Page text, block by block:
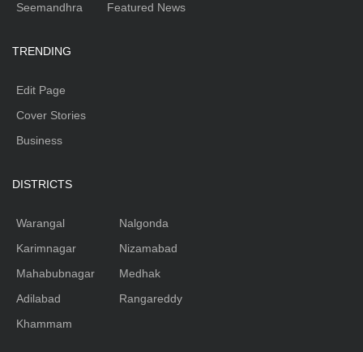
Seemandhra
Featured News
TRENDING
Edit Page
Cover Stories
Business
DISTRICTS
Warangal
Karimnagar
Mahabubnagar
Adilabad
Khammam
Nalgonda
Nizamabad
Medhak
Rangareddy